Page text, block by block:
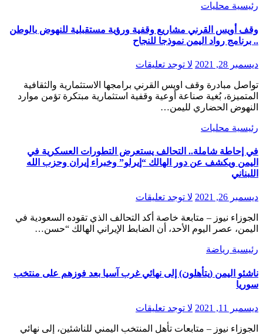
رئيسية محليات
وقف أويس القرني مشاريع وقفية ورؤية مستقبلية للنهوض بالوطن
.. برنامج رواد اليمن نموذجا للنجاح
ديسمبر 28, 2021 لا توجد تعليقات
تواصل مبادرة وقف اويس القرني برامجها الاستثمارية والثقافية
المتميزة، بُغية صناعة أوعية وقفية استثمارية مبتكرة تؤمن موارد
النهوض الحضاري لليمن…
رئيسية محليات
في إحاطة شاملة.. التحالف يستعرض التطورات العسكرية في
اليمن ويكشف عن دور الهالك “إيرلو” وخبراء إيران وحزب الله
اللبناني
ديسمبر 26, 2021 لا توجد تعليقات
اليمن، عصر اليوم الأحد، أن الضابط الإيراني الهالك “حسن…
رئيسية رياضة
ناشئو اليمن (يتأهلون) إلى نهائي غرب آسيا بعد فوزهم على منتخب
سوريا
ديسمبر 11, 2021 لا توجد تعليقات